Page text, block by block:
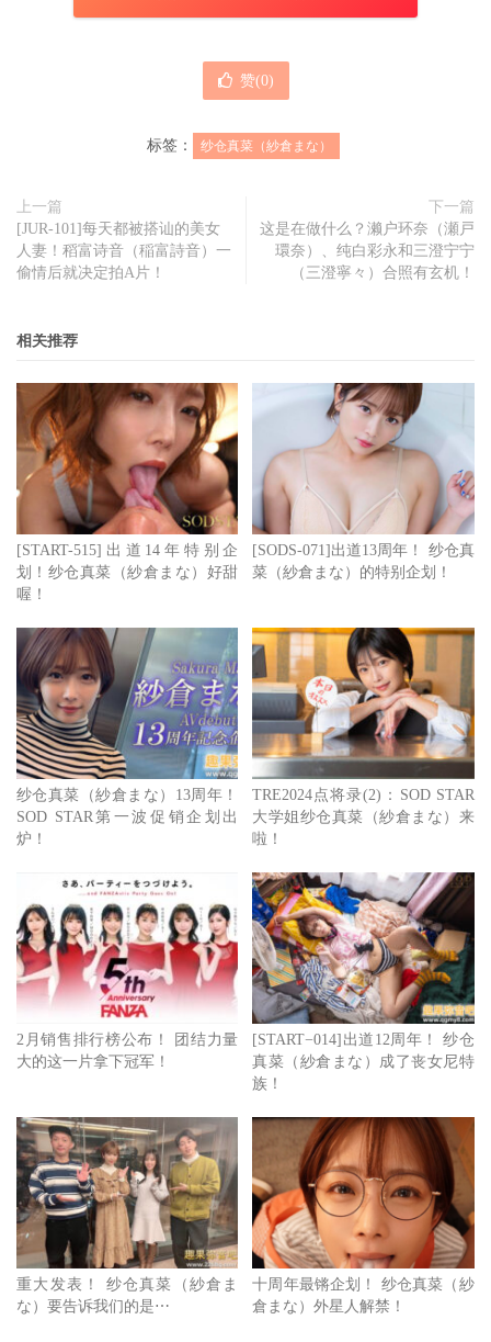
里接受询问，审查官情绪激动地不断地炮轰纱仓，她只听懂
咦？实际年纪不是看护照就知道了吗？我想审查官应该不是
质疑纱仓的年纪有问题；不过回想这段惊魂记，纱仓说自己
只能不断强调I’m really twenty-three(我真的23岁了)，最后是
五个小时⋯
受访时她也出示了获释时兴奋地跳起来的照片，的确，入境
被留下来了5个小时真的是很辛苦的事，而过去的痛苦经验
也让现在的纱仓まな(纱仓真菜)惊觉也许日本女性在海外非
法打工赚外快(这边当然是在讲卖春啦)很早就是各国政府感
到棘手想要好好处理的问题了：
好，所以日后女艺人们要单独出国还是多注意一下，行程表
最好准备在身上，以免被问倒了直接就送回去；还有，有些
地方就是对单独出国的日本女性很敏感，出发前也最好调查
一下，虽然日本护照很好用，但最近被拒绝入境的人实在太
多了，绝对不是个案～
点击查看完整图文
赞(0)
标签： 纱仓真菜（紗倉まな）
上一篇
[JUR-101]每天都被搭讪的美女
人妻！稻富诗音（稲富詩音）一
偷情后就决定拍A片！
下一篇
这是在做什么？濑户环奈（瀬戸
環奈）、纯白彩永和三澄宁宁
（三澄寧々）合照有玄机！
相关推荐
[START-515]出道14年特别企
划！纱仓真菜（紗倉まな）好甜
喔！
[SODS-071]出道13周年！ 纱仓真
菜（紗倉まな）的特别企划！
纱仓真菜（紗倉まな）13周年！
SOD STAR第一波促销企划出
炉！
TRE2024点将录(2)：SOD STAR
大学姐纱仓真菜（紗倉まな）来
啦！
2月销售排行榜公布！ 团结力量
大的这一片拿下冠军！
[START−014]出道12周年！ 纱仓
真菜（紗倉まな）成了丧女尼特
族！
重大发表！ 纱仓真菜（紗倉ま
な）要告诉我们的是⋯
十周年最锵企划！ 纱仓真菜（紗
倉まな）外星人解禁！